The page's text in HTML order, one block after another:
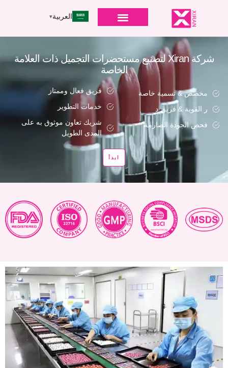
العربية
شركة Xiran لتصنيع مستحضرات التجميل ذات العلامة
الخاصة
مخصص & تسمية خاصة
ر القوية & فريق د
فحص الجودة الصارمة
فريق فعال وممتاز
خدمات التطوير
شريك تعاون موثوق به على
المدى الطويل
ابدأ